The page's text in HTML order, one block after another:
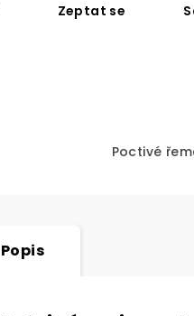
Zeptat se
Poctivé
Popis